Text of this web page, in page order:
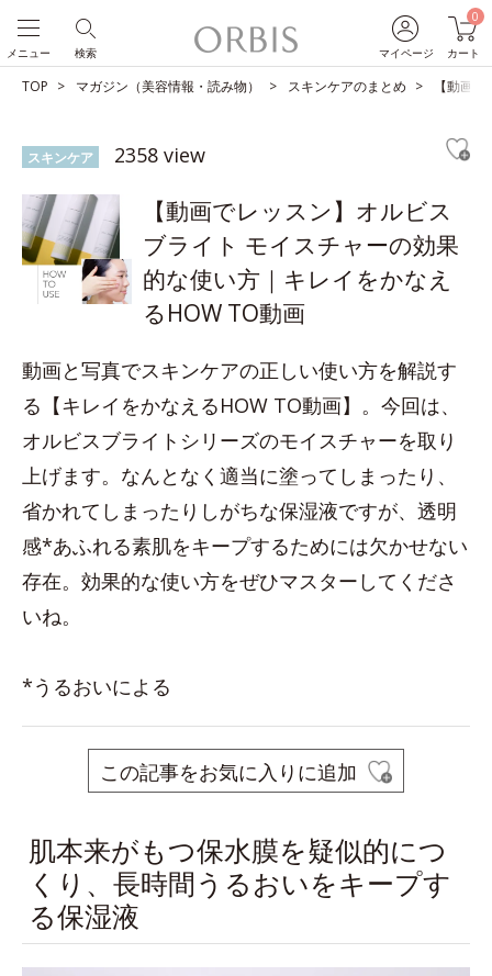
マイページ
0
カート
検索
メニュー
TOP マガジン（美容情報・読み物） スキンケアのまとめ 【動画
スキンケア 2358 view
【動画でレッスン】オルビス
ブライト モイスチャーの効果
的な使い方｜キレイをかなえ
るHOW TO動画
動画と写真でスキンケアの正しい使い方を解説す
る【キレイをかなえるHOW TO動画】。今回は、
オルビスブライトシリーズのモイスチャーを取り
上げます。なんとなく適当に塗ってしまったり、
省かれてしまったりしがちな保湿液ですが、透明
感*あふれる素肌をキープするためには欠かせない
存在。効果的な使い方をぜひマスターしてくださ
いね。
*うるおいによる
この記事をお気に入りに追加
肌本来がもつ保水膜を疑似的につ
くり、長時間うるおいをキープす
る保湿液